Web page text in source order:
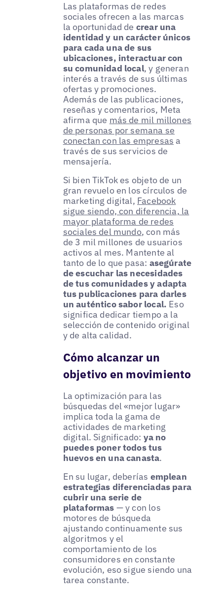
Las plataformas de redes
sociales ofrecen a las marcas
la oportunidad de crear una
identidad y un carácter únicos
para cada una de sus
ubicaciones, interactuar con
su comunidad local, y generan
interés a través de sus últimas
ofertas y promociones.
Además de las publicaciones,
reseñas y comentarios, Meta
afirma que más de mil millones
de personas por semana se
conectan con las empresas a
través de sus servicios de
mensajería.
Si bien TikTok es objeto de un
gran revuelo en los círculos de
marketing digital, Facebook
sigue siendo, con diferencia, la
mayor plataforma de redes
sociales del mundo, con más
de 3 mil millones de usuarios
activos al mes. Mantente al
tanto de lo que pasa: asegúrate
de escuchar las necesidades
de tus comunidades y adapta
tus publicaciones para darles
un auténtico sabor local. Eso
significa dedicar tiempo a la
selección de contenido original
y de alta calidad.
Cómo alcanzar un
objetivo en movimiento
La optimización para las
búsquedas del «mejor lugar»
implica toda la gama de
actividades de marketing
digital. Significado: ya no
puedes poner todos tus
huevos en una canasta.
En su lugar, deberías emplean
estrategias diferenciadas para
cubrir una serie de
plataformas — y con los
motores de búsqueda
ajustando continuamente sus
algoritmos y el
comportamiento de los
consumidores en constante
evolución, eso sigue siendo una
tarea constante.